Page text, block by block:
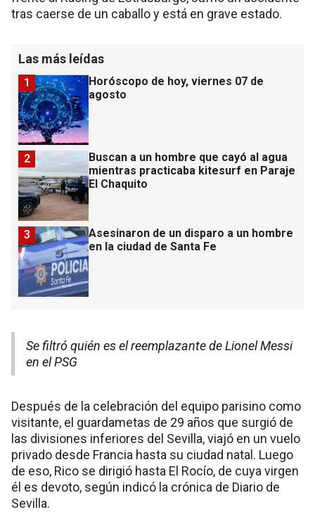
tras caerse de un caballo y está en grave estado.
Las más leídas
Horóscopo de hoy, viernes 07 de
agosto
1
Buscan a un hombre que cayó al agua
mientras practicaba kitesurf en Paraje
El Chaquito
2
Asesinaron de un disparo a un hombre
en la ciudad de Santa Fe
3
Se filtró quién es el reemplazante de Lionel Messi
en el PSG
Después de la celebración del equipo parisino como
visitante, el guardametas de 29 años que surgió de
las divisiones inferiores del Sevilla, viajó en un vuelo
privado desde Francia hasta su ciudad natal. Luego
de eso, Rico se dirigió hasta El Rocío, de cuya virgen
él es devoto, según indicó la crónica de Diario de
Sevilla.